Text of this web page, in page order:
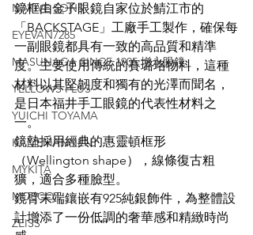
NATIVE SONS
EYEVAN7285
MASUNAGA SINCE 1905 增永眼鏡
YELLOWS PLUS
YUICHI TOYAMA
KAMEMANNEN
MYKITA
MOSCOT
ZEISS
鏡框由金子眼鏡自家位於鯖江市的
「BACKSTAGE」工廠手工製作，確保每
一副眼鏡都具有一致的高品質和精準
度。主要使用傳統的賽璐珞物料，這種
材料以其堅韌度和獨有的光澤而聞名，
是日本福井手工眼鏡的代表性材料之
一。
鏡墊採用經典的惠靈頓框形
（Wellington shape），線條復古粗
獷，適合多種臉型。
鏡臂末端鑲嵌有925純銀飾件，為整體設
計增添了一份低調的奢華感和精緻時尚